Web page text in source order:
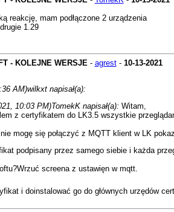
reakcję, mam podłączone 2 urządzenia
1.29
- KOLEJNE WERSJE - agrest- 10-13-2021
AM)wilkxt napisał(a):
10:03 PM)TomekK napisał(a): Witam,
z certyfikatem do LK3.5 wszystkie
mogę się połączyć z MQTT klient w LK
podpisany przez samego siebie i każda
screena z ustawięn w mqtt.
i doinstalować go do głównych urzędów